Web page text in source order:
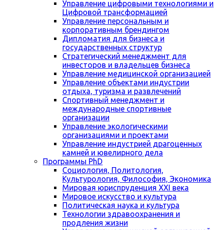
Управление цифровыми технологиями и
Цифровой трансформацией
Управление персональным и
корпоративным брендингом
Дипломатия для бизнеса и
государственных структур
Стратегический менеджмент для
инвесторов и владельцев бизнеса
Управление медицинской организацией
Управление объектами индустрии
отдыха, туризма и развлечений
Спортивный менеджмент и
международные спортивные
организации
Управление экологическими
организациями и проектами
Управление индустрией драгоценных
камней и ювелирного дела
Программы PhD
Социология, Политология,
Культурология, Философия, Экономика
Мировая юриспруденция XXI века
Мировое искусство и культура
Политическая наука и культура
Технологии здравоохранения и
продления жизни